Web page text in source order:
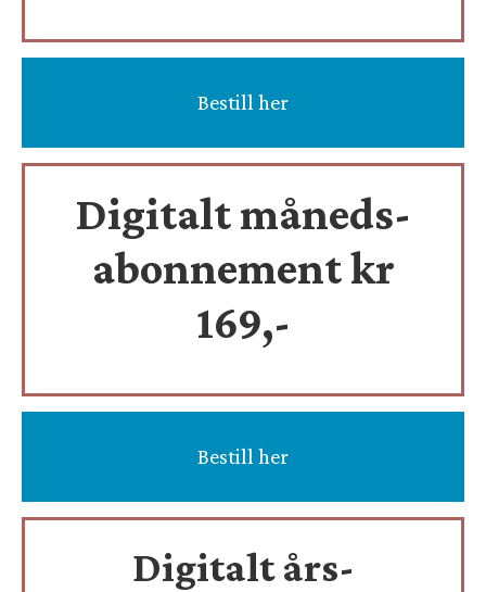
Bestill her
Digitalt måneds-
abonnement kr
169,-
Bestill her
Digitalt års-